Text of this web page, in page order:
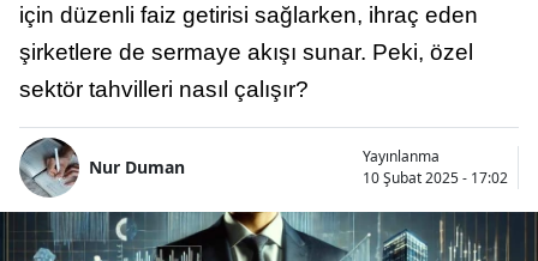
için düzenli faiz getirisi sağlarken, ihraç eden
şirketlere de sermaye akışı sunar. Peki, özel
sektör tahvilleri nasıl çalışır?
Nur Duman
Yayınlanma
10 Şubat 2025 - 17:02